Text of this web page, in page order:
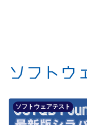
ソフトウ
ソフトウェアテスト